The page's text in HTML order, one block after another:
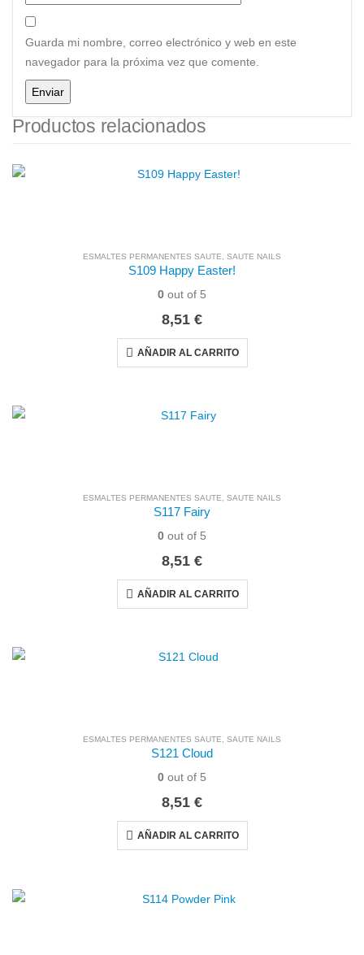
Guarda mi nombre, correo electrónico y web en este
navegador para la próxima vez que comente.
Productos relacionados
ESMALTES PERMANENTES SAUTE SAUTE NAILS
S109 Happy Easter!
0 out of 5
8,51 €
AÑADIR AL CARRITO
ESMALTES PERMANENTES SAUTE SAUTE NAILS
S117 Fairy
0 out of 5
8,51 €
AÑADIR AL CARRITO
ESMALTES PERMANENTES SAUTE SAUTE NAILS
S121 Cloud
0 out of 5
8,51 €
AÑADIR AL CARRITO